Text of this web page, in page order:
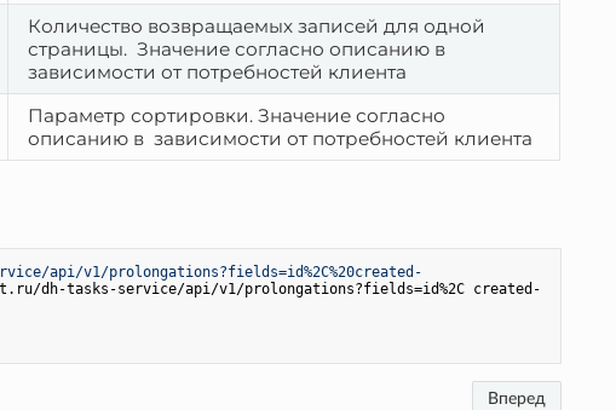
Количество возвращаемых записей для одной
страницы.  Значение согласно описанию в
зависимости от потребностей клиента
Параметр сортировки. Значение согласно
описанию в  зависимости от потребностей клиента
api/v1/prolongations?fields=id%2C%20created-
dh-tasks-service/api/v1/prolongations?fields=id%2C created-